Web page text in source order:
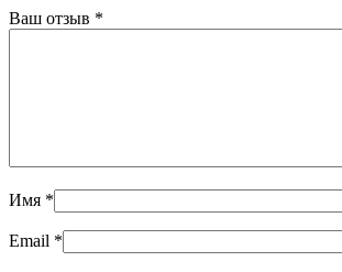
Ваш отзыв *
Имя *
Email *